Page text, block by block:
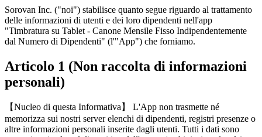
Sorovan Inc. ("noi") stabilisce quanto segue riguardo al trattamento
delle informazioni di utenti e dei loro dipendenti nell'app
"Timbratura su Tablet - Canone Mensile Fisso Indipendentemente
dal Numero di Dipendenti" (l'"App") che forniamo.
Articolo 1 (Non raccolta di informazioni
personali)
【Nucleo di questa Informativa】 L'App non trasmette né
memorizza sui nostri server elenchi di dipendenti, registri presenze o
altre informazioni personali inserite dagli utenti. Tutti i dati sono